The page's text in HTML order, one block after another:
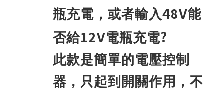
瓶充電，或者輸入48V能
否給12V電瓶充電?
此款是簡單的電壓控制
器，只起到開關作用，不